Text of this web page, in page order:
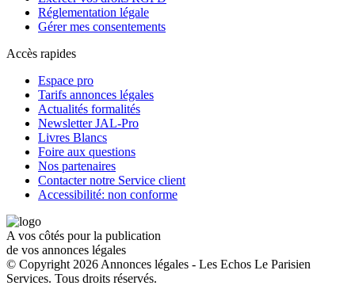
Réglementation légale
Gérer mes consentements
Accès rapides
Espace pro
Tarifs annonces légales
Actualités formalités
Newsletter JAL-Pro
Livres Blancs
Foire aux questions
Nos partenaires
Contacter notre Service client
Accessibilité: non conforme
A vos côtés pour la publication
de vos annonces légales
© Copyright 2026 Annonces légales - Les Echos Le Parisien
Services. Tous droits réservés.